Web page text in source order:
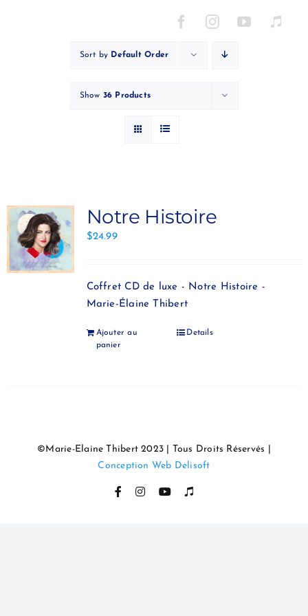
Sort by Default Order
Show 36 Products
Notre Histoire
$24.99
Coffret CD de luxe - Notre Histoire -
Marie-Élaine Thibert
Ajouter au
panier
Details
©Marie-Elaine Thibert 2023 | Tous Droits Réservés |
Conception Web Delisoft
FacebookInstagramYouTube